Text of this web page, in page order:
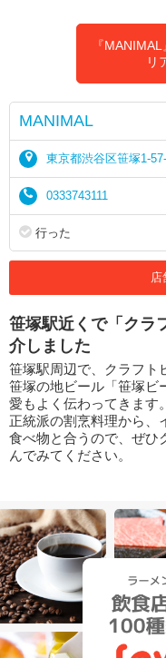
『
リ
MANIMAL
東京都渋谷区笹塚1-
0333743111
行った
店
笹塚駅近くで「クラ
介しました
笹塚駅周辺で、クラフト
笹塚の地ビール「笹塚ビ
愛もよく伝わってきます。
正統派の割烹料理から、
食べ物と合うので、ぜひ
んでみてください。